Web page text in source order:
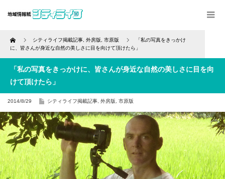
Home シティライフ掲載記事 外房版 市原版
「私の写真をきっかけ
に、皆さんが身近な自然の美しさに目を向けて頂けたら」
「私の写真をきっかけに、皆さんが身近な自然の美しさに目を向
けて頂けたら」
2014/8/29 シティライフ掲載記事 外房版 市原版